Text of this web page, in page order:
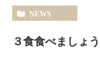
NEWS
３食食べましょう